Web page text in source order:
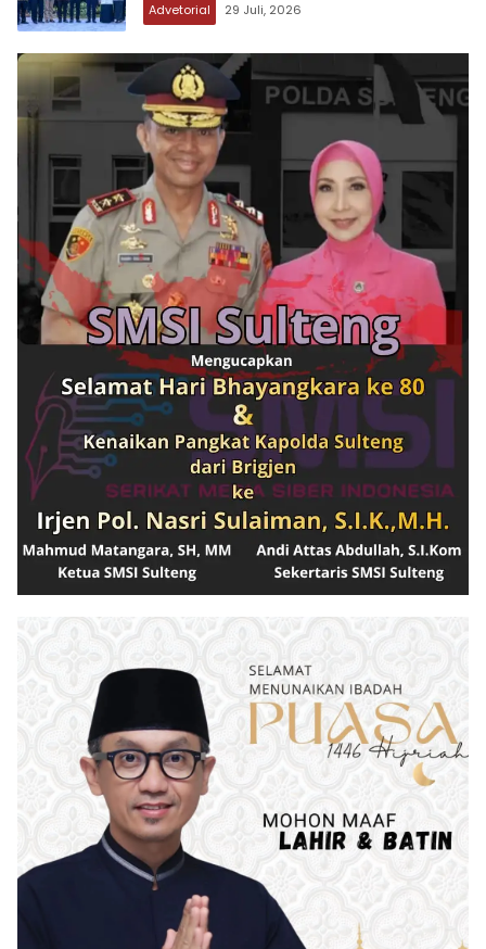
Advetorial 29 Juli, 2026